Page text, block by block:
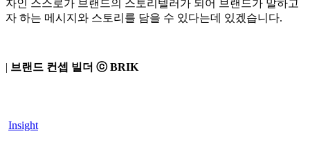
자인 스스로가 브랜드의 스토리텔러가 되어 브랜드가 말하고
자 하는 메시지와 스토리를 담을 수 있다는데 있겠습니다.
| 브랜드 컨셉 빌더 ⓒBRIK
Insight